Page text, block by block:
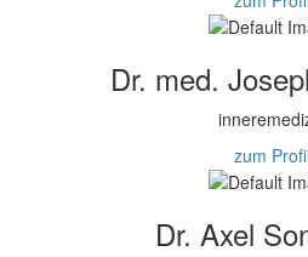
Dr. med.
zum Profil
Dr. Axel